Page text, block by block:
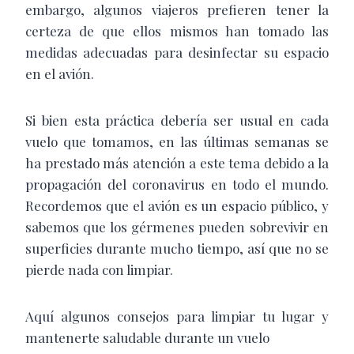
embargo, algunos viajeros prefieren tener la
certeza de que ellos mismos han tomado las
medidas adecuadas para desinfectar su espacio
en el avión.
Si bien esta práctica debería ser usual en cada
vuelo que tomamos, en las últimas semanas se
ha prestado más atención a este tema debido a la
propagación del coronavirus en todo el mundo.
Recordemos que el avión es un espacio público, y
sabemos que los gérmenes pueden sobrevivir en
superficies durante mucho tiempo, así que no se
pierde nada con limpiar.
Aquí algunos consejos para limpiar tu lugar y
mantenerte saludable durante un vuelo